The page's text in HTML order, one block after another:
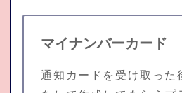
マイナンバーカード
通知カードを受け取った